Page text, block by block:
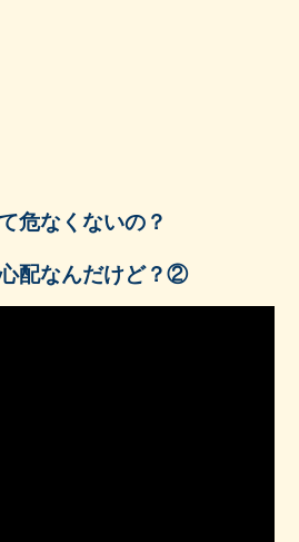
危なくないの？
配なんだけど？②